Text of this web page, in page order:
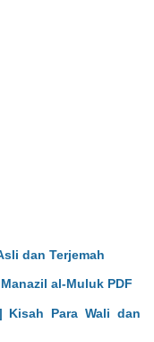
dan Terjemah
al-Muluk PDF
Kisah Para Wali dan